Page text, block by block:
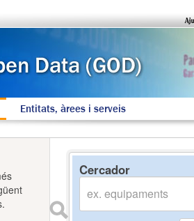
Entitats, àrees i serveis
Cercador